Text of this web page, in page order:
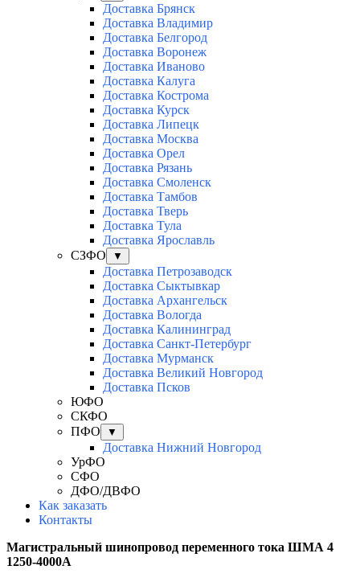
Доставка Брянск
Доставка Владимир
Доставка Белгород
Доставка Воронеж
Доставка Иваново
Доставка Калуга
Доставка Кострома
Доставка Курск
Доставка Липецк
Доставка Москва
Доставка Орел
Доставка Рязань
Доставка Смоленск
Доставка Тамбов
Доставка Тверь
Доставка Тула
Доставка Ярославль
СЗФО
▼
Доставка Петрозаводск
Доставка Сыктывкар
Доставка Архангельск
Доставка Вологда
Доставка Калининград
Доставка Санкт-Петербург
Доставка Мурманск
Доставка Великий Новгород
Доставка Псков
ЮФО
СКФО
ПФО
▼
Доставка Нижний Новгород
УрФО
СФО
ДФО/ДВФО
Как заказать
Контакты
Магистральный шинопровод переменного тока ШМА 4
1250-4000А